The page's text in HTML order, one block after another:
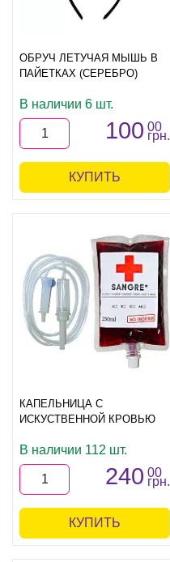
ОБРУЧ ЛЕТУЧАЯ МЫШЬ В
ПАЙЕТКАХ (СЕРЕБРО)
В наличии 6 шт.
100 00
грн.
КУПИТЬ
КАПЕЛЬНИЦА С
ИСКУСТВЕННОЙ КРОВЬЮ
В наличии 112 шт.
240 00
грн.
КУПИТЬ